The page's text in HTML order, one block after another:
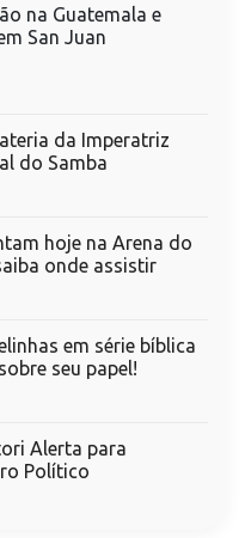
na Guatemala e
San Juan
da Imperatriz
do Samba
hoje na Arena do
onde assistir
em série bíblica
seu papel!
Alerta para
Político